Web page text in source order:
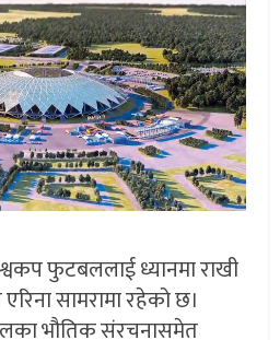
फुटबललाई ध्यानमा राखी
सामरामा रहेको छ।
भौतिक संरचनासमेत